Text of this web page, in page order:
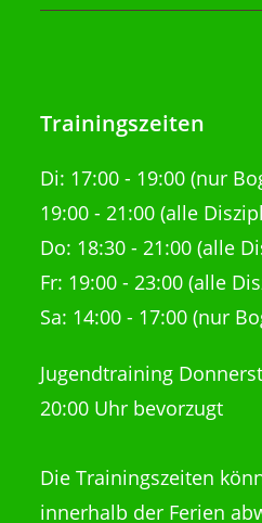
Trainingszeiten
Di: 17:00 - 19:00 (nur
19:00 - 21:00 (alle
Do: 18:30 - 21:00 (alle
Fr: 19:00 - 23:00 (alle
Sa: 14:00 - 17:00 (nur
Jugendtraining
20:00 Uhr bevorzugt
Die Trainingszeiten
innerhalb der Ferien